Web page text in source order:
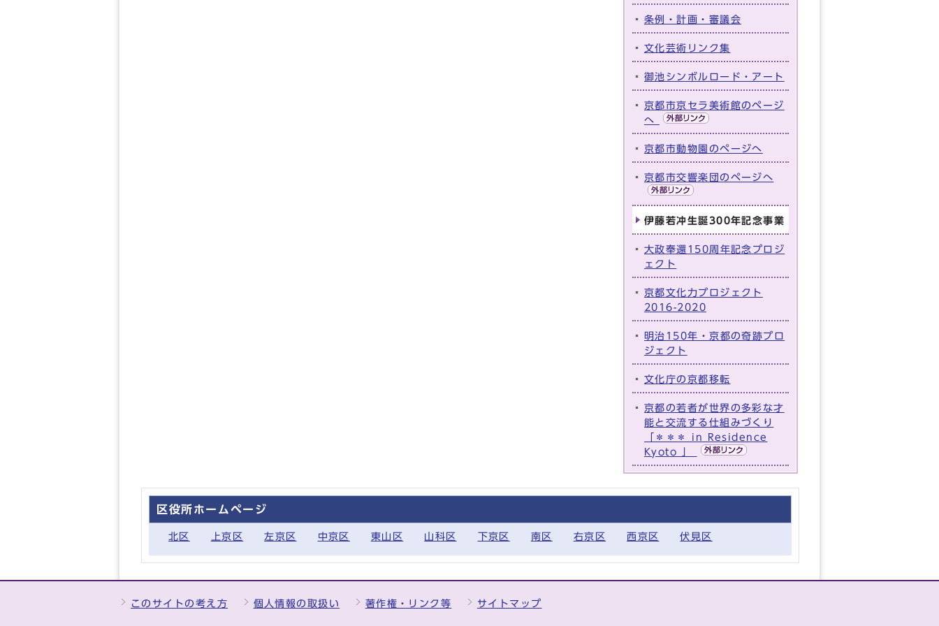
条例・計画・審議会
文化芸術リンク集
御池シンボルロード・アート
京都市京セラ美術館のページ
へ
京都市動物園のページへ
京都市交響楽団のページへ
伊藤若冲生誕300年記念事業
大政奉還150周年記念プロジ
ェクト
京都文化力プロジェクト
2016-2020
明治150年・京都の奇跡プロ
ジェクト​
文化庁の京都移転
京都の若者が世界の多彩な才
能と交流する仕組みづくり
「＊＊＊ in Residence
Kyoto 」
区役所ホームページ
北区 上京区 左京区 中京区 東山区 山科区 下京区 南区 右京区 西京区 伏見区
このサイトの考え方 個人情報の取扱い 著作権・リンク等 サイトマップ